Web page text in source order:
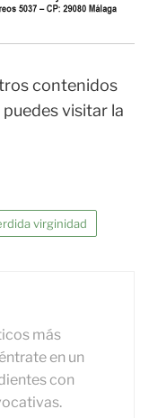
contenidos
puedes visitar la
virginidad
más
en un
con